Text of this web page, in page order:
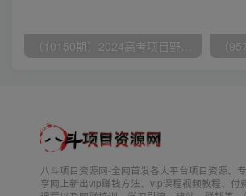
（10150期）2024高考项目野路子玩法，无限裂变，最高一天1W＋！
八斗项目资源网-全网首发各大平台项目资源、
享网上新出vip赚钱方法、vip课程视频教程、付